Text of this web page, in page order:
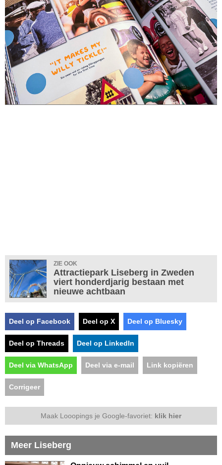
ZIE OOK
Attractiepark Liseberg in Zweden
viert honderdjarig bestaan met
nieuwe achtbaan
Deel op Facebook Deel op X Deel op Bluesky
Deel op Threads Deel op LinkedIn
Deel via WhatsApp Deel via e-mail Link kopiëren
Corrigeer
Maak Looopings je Google-favoriet: klik hier
Meer Liseberg